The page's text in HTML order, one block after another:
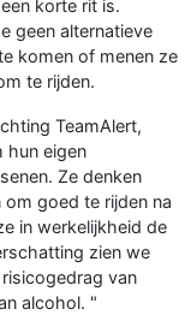
korte rit is.
geen alternatieve
komen of menen ze
te rijden.
TeamAlert,
hun eigen
Ze denken
goed te rijden na
in werkelijkheid de
zien we
van
alcohol. "